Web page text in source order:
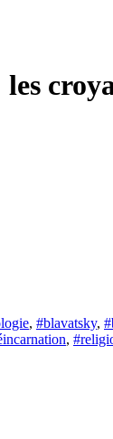
, #blavatsky,
,